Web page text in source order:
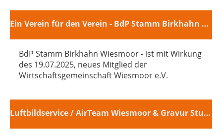
Ein Verein für den Verein - BdP Stamm Birkhahn Wiesmoor
BdP Stamm Birkhahn Wiesmoor - ist mit Wirkung
des 19.07.2025, neues Mitglied der
Wirtschaftsgemeinschaft Wiesmoor e.V.
Luftbildservice / AirTeam Wiesmoor & Gravur Studio Wiesmoor